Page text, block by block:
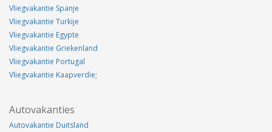
Vliegvakantie Spanje
Vliegvakantie Turkije
Vliegvakantie Egypte
Vliegvakantie Griekenland
Vliegvakantie Portugal
Vliegvakantie Kaapverdie;
Autovakanties
Autovakantie Duitsland